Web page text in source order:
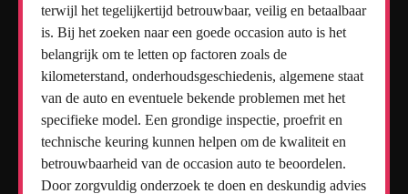
terwijl het tegelijkertijd betrouwbaar, veilig en betaalbaar
is. Bij het zoeken naar een goede occasion auto is het
belangrijk om te letten op factoren zoals de
kilometerstand, onderhoudsgeschiedenis, algemene staat
van de auto en eventuele bekende problemen met het
specifieke model. Een grondige inspectie, proefrit en
technische keuring kunnen helpen om de kwaliteit en
betrouwbaarheid van de occasion auto te beoordelen.
Door zorgvuldig onderzoek te doen en deskundig advies